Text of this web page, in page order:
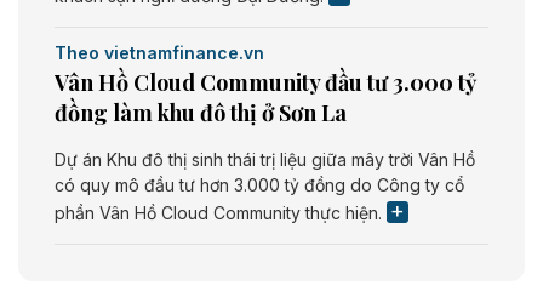
Theo vietnamfinance.vn
Vân Hồ Cloud Community đầu tư 3.000 tỷ
đồng làm khu đô thị ở Sơn La
Dự án Khu đô thị sinh thái trị liệu giữa mây trời Vân Hồ
có quy mô đầu tư hơn 3.000 tỷ đồng do Công ty cổ
phần Vân Hồ Cloud Community thực hiện.